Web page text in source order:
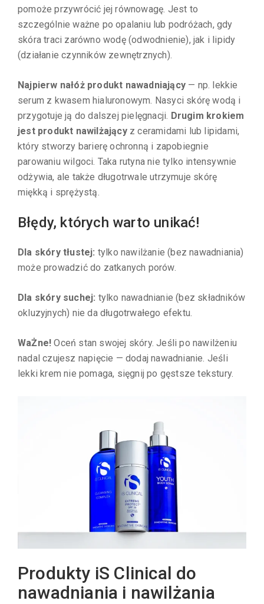
pomoże przywrócić jej równowagę. Jest to
szczególnie ważne po opalaniu lub podróżach, gdy
skóra traci zarówno wodę (odwodnienie), jak i lipidy
(działanie czynników zewnętrznych).
Najpierw nałóż produkt nawadniający — np. lekkie
serum z kwasem hialuronowym. Nasyci skórę wodą i
przygotuje ją do dalszej pielęgnacji. Drugim krokiem
jest produkt nawilżającyz ceramidami lub lipidami,
który stworzy barierę ochronną i zapobiegnie
parowaniu wilgoci. Taka rutyna nie tylko intensywnie
odżywia, ale także długotrwale utrzymuje skórę
miękką i sprężystą.
Błędy, których warto unikać!
Dla skóry tłustej: tylko nawilżanie (bez nawadniania)
może prowadzić do zatkanych porów.
Dla skóry suchej: tylko nawadnianie (bez składników
okluzyjnych) nie da długotrwałego efektu.
WaŻne! Oceń stan swojej skóry. Jeśli po nawilżeniu
nadal czujesz napięcie — dodaj nawadnianie. Jeśli
lekki krem nie pomaga, sięgnij po gęstsze tekstury.
Produkty iS Clinical do
nawadniania i nawilżania